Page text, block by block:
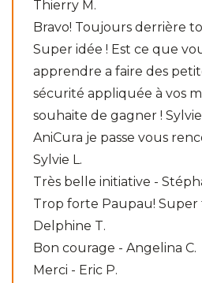
Thierry M.
Bravo! Toujours derrière
Super idée ! Est ce que
apprendre a faire des
sécurité appliquée à vos
souhaite de gagner !
AniCura je passe vous
Sylvie L.
Très belle initiative -
Trop forte Paupau! Super
Delphine T.
Bon courage - Angelina C.
Merci - Eric P.